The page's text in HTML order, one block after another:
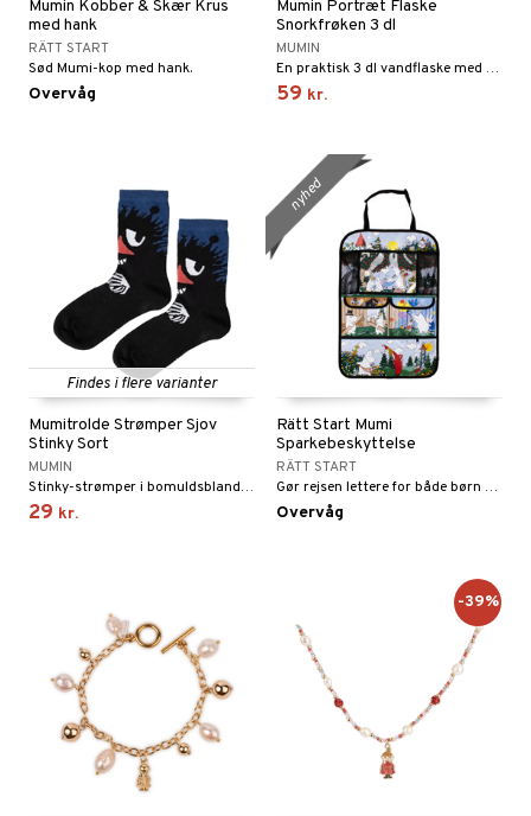
Mumin Kobber & Skær Krus
med hank
RÄTT START
Sød Mumi-kop med hank.
Overvåg
Mumin Portræt Flaske
Snorkfrøken 3 dl
MUMIN
En praktisk 3 dl vandflaske med fint Snorkfrøken-tryk.
59 kr.
Findes i flere varianter
Mumitrolde Strømper Sjov
Stinky Sort
MUMIN
Stinky-strømper i bomuldsblanding.
29 kr.
Rätt Start Mumi
Sparkebeskyttelse
RÄTT START
Gør rejsen lettere for både børn og forældre.
Overvåg
nyhed
-39%